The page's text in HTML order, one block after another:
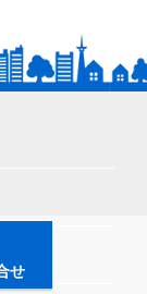
せ